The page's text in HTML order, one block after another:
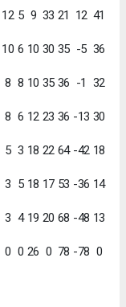
12 5 9 33 21 12 41
10 6 10 30 35 -5 36
8 8 10 35 36 -1 32
8 6 12 23 36 -13 30
5 3 18 22 64 -42 18
3 5 18 17 53 -36 14
3 4 19 20 68 -48 13
0 0 26 0 78 -78 0